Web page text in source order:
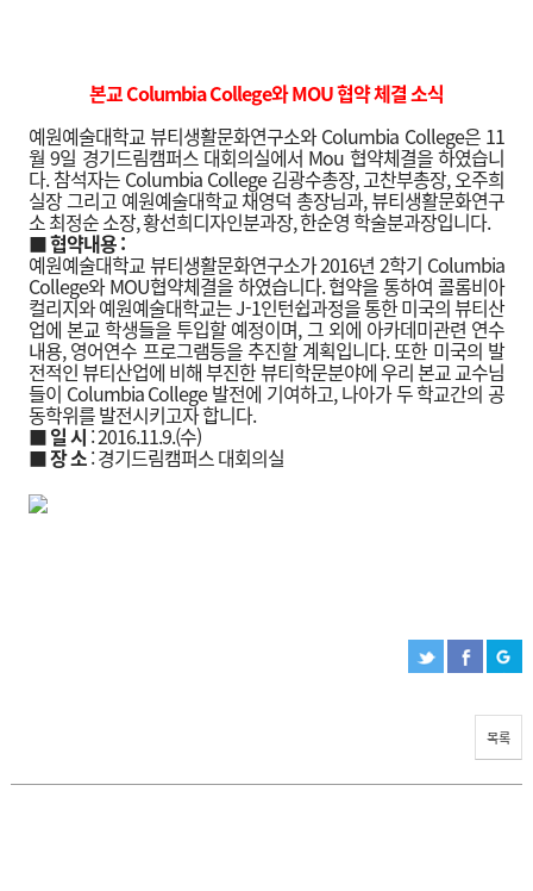
본교 Columbia College와 MOU 협약 체결 소식
예원예술대학교 뷰티생활문화연구소와 Columbia College은 11
월 9일 경기드림캠퍼스 대회의실에서 Mou 협약체결을 하였습니
다. 참석자는 Columbia College 김광수총장, 고찬부총장, 오주희
실장 그리고 예원예술대학교 채영덕 총장님과, 뷰티생활문화연구
소 최정순 소장, 황선희디자인분과장, 한순영 학술분과장입니다.
■ 협약내용 :
예원예술대학교 뷰티생활문화연구소가 2016년 2학기 Columbia
College와 MOU협약체결을 하였습니다. 협약을 통하여 콜롬비아
컬리지와 예원예술대학교는 J-1인턴쉽과정을 통한 미국의 뷰티산
업에 본교 학생들을 투입할 예정이며, 그 외에 아카데미관련 연수
내용, 영어연수 프로그램등을 추진할 계획입니다. 또한 미국의 발
전적인 뷰티산업에 비해 부진한 뷰티학문분야에 우리 본교 교수님
들이 Columbia College 발전에 기여하고, 나아가 두 학교간의 공
동학위를 발전시키고자 합니다.
■일 시 : 2016.11.9.(수)
■장 소: 경기드림캠퍼스 대회의실
목록